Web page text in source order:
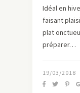
Idéal en
faisant
plat
préparer…
19/03/2018